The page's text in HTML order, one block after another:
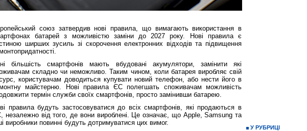
союз затвердив нові правила, що вимагають використання в
батарей з можливістю заміни до 2027 року. Нові правила є
ширших зусиль зі скорочення електронних відходів та підвищення
більшість смартфонів мають вбудовані акумулятори, замінити які
складно чи неможливо. Таким чином, коли батарея виробляє свій
користувачам доводиться купувати новий телефон, або нести його в
майстерню. Нові правила ЄС полегшать споживачам можливість
термін служби своїх смартфонів, просто замінивши батарею.
правила будуть застосовуватися до всіх смартфонів, які продаються в
незалежно від того, де вони вироблені. Це означає, що Apple, Samsung та
виробники повинні будуть дотримуватися цих вимог.
У РУБРИЦІ